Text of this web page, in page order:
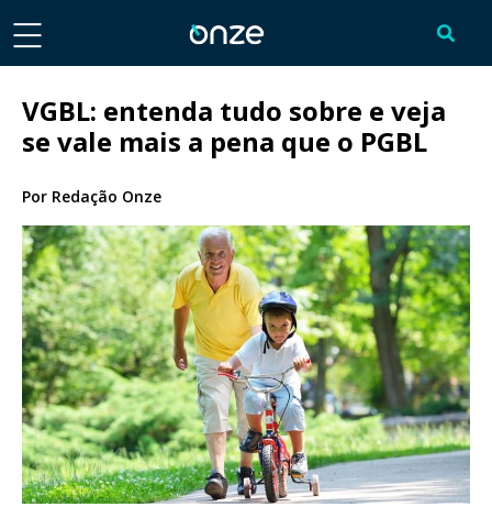
VGBL: entenda tudo sobre e veja
se vale mais a pena que o PGBL
Por Redação Onze